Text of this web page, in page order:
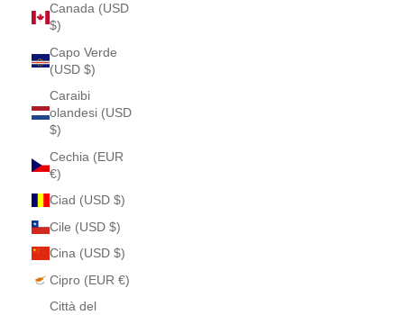
Canada (USD
$)
Capo Verde
(USD $)
Caraibi
olandesi (USD
$)
Cechia (EUR
€)
Ciad (USD $)
Cile (USD $)
Cina (USD $)
Cipro (EUR €)
Città del